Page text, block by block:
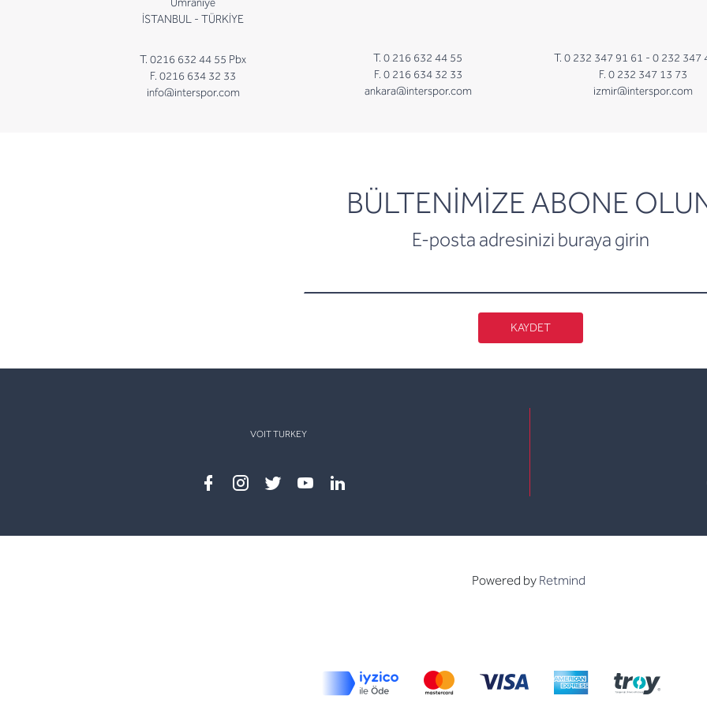
İSTANBUL - TÜRKİYE
T. 0216 632 44 55 Pbx
F. 0216 634 32 33
info@interspor.com
T. 0 216 632 44 55
F. 0 216 634 32 33
ankara@interspor.com
T. 0 232 347 91 61 - 0 232 347
F. 0 232 347 13 73
izmir@interspor.com
BÜLTENİMİZE ABONE
E-posta adresinizi buraya girin
newsletter
KAYDET
VOIT TURKEY
Powered by Retmind